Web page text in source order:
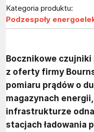
Kategoria produktu:
Podzespoły
Bocznikowe czujniki
z oferty firmy
pomiaru prądów o
magazynach
infrastrukturze
stacjach ładowania